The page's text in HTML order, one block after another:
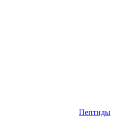
Пептиды